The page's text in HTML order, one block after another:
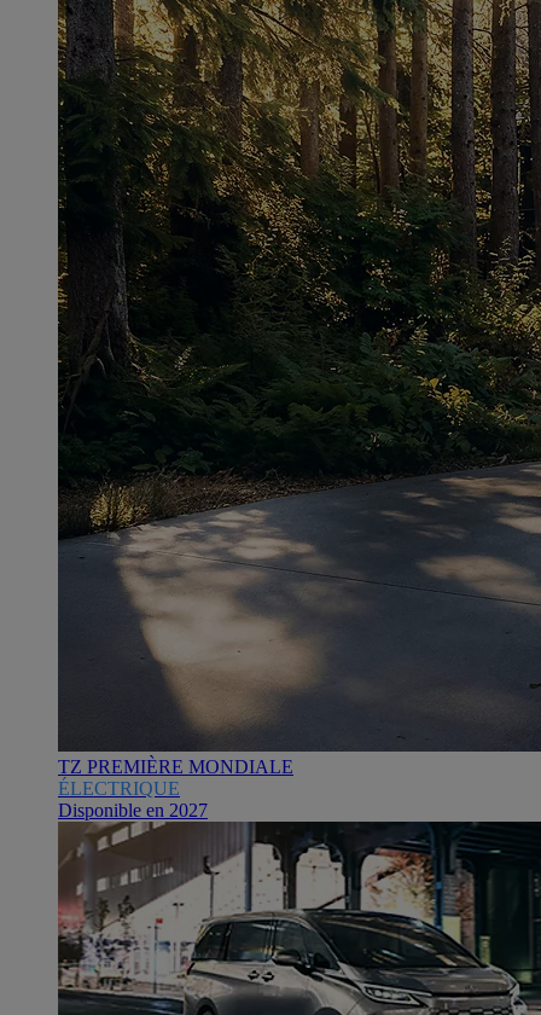
TZ PREMIÈRE MONDIALE
ÉLECTRIQUE
Disponible en 2027